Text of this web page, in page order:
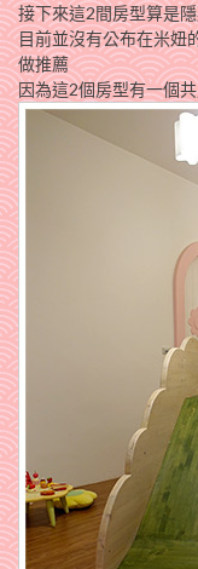
接下來這2間房型算是
目前並沒有公布在米妞
做推薦
因為這2個房型有一個